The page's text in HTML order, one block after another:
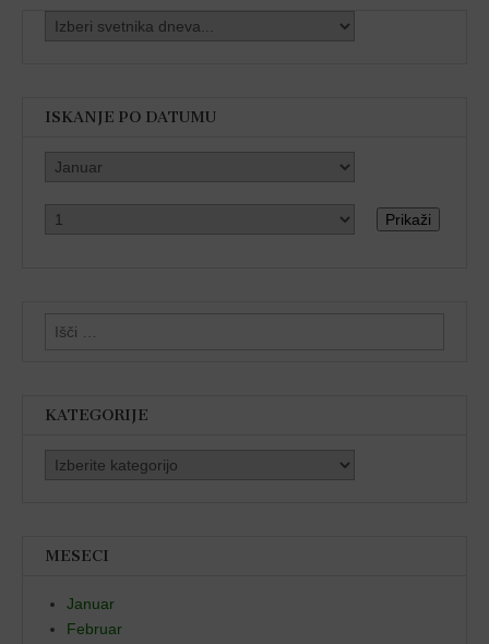
ISKANJE PO DATUMU
Prikaži
Išči:
KATEGORIJE
Kategorije
MESECI
Januar
Februar